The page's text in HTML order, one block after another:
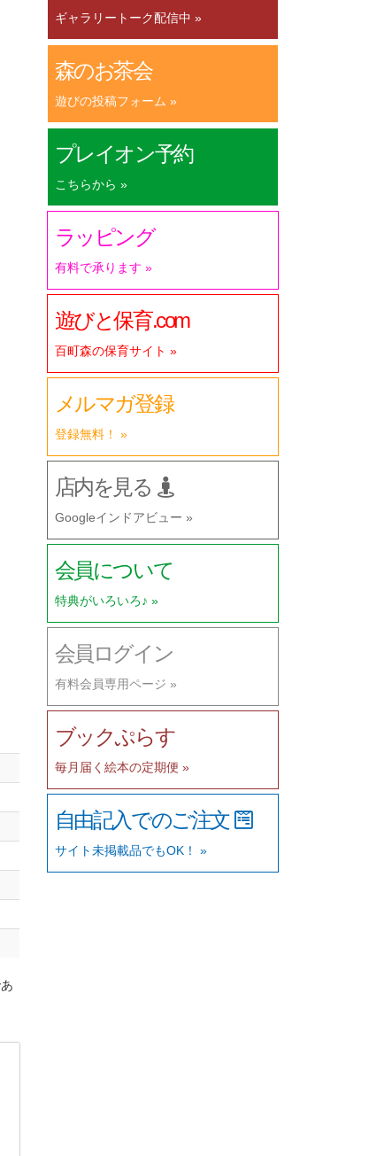
ギャラリートーク配信中 »
森のお茶会
遊びの投稿フォーム »
プレイオン予約
こちらから »
ラッピング
有料で承ります »
遊びと保育.com
百町森の保育サイト »
メルマガ登録
登録無料！ »
店内を見る
Googleインドアビュー »
会員について
特典がいろいろ♪ »
会員ログイン
有料会員専用ページ »
ブックぷらす
毎月届く絵本の定期便 »
自由記入でのご注文
サイト未掲載品でもOK！ »